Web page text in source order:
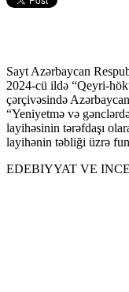
Sayt Azərbaycan
2024-cü ildə “Qeyri-
çərçivəsində
“Yeniyetmə və
layihəsinin tərəfdaşı
layihənin təbliği üzrə
EDEBIYYAT VE